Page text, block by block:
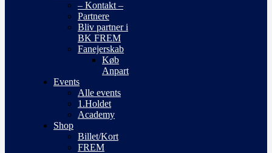
– Kontakt –
Partnere
Bliv partner i
BK FREM
Fanejerskab
Køb
Anpart
Events
Alle events
1.Holdet
Academy
Shop
Billet/Kort
FREM